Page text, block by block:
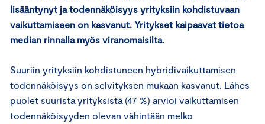
lisääntynyt ja todennäköisyys yrityksiin kohdistuvaan
vaikuttamiseen on kasvanut. Yritykset kaipaavat tietoa
median rinnalla myös viranomaisilta.
Suuriin yrityksiin kohdistuneen hybridivaikuttamisen
todennäköisyys on selvityksen mukaan kasvanut. Lähes
puolet suurista yrityksistä (47 %) arvioi vaikuttamisen
todennäköisyyden olevan vähintään melko